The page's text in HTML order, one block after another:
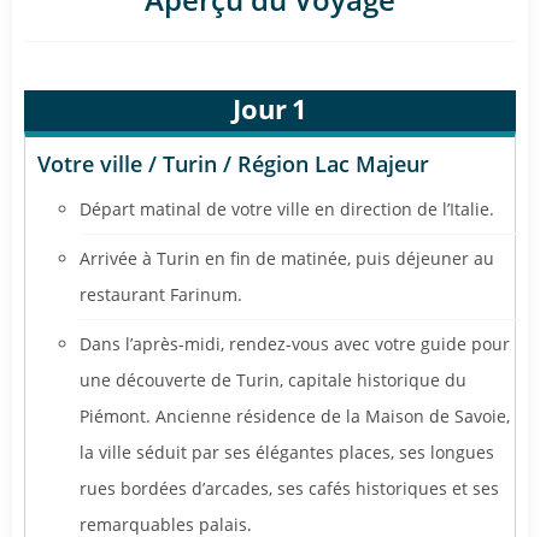
Jour1
Votre ville / Turin / Région Lac Majeur
Départ matinal de votre ville en direction de l’Italie.
Arrivée à Turin en fin de matinée, puis déjeuner au
restaurant Farinum.
Dans l’après-midi, rendez-vous avec votre guide pour
une découverte de Turin, capitale historique du
Piémont. Ancienne résidence de la Maison de Savoie,
la ville séduit par ses élégantes places, ses longues
rues bordées d’arcades, ses cafés historiques et ses
remarquables palais.